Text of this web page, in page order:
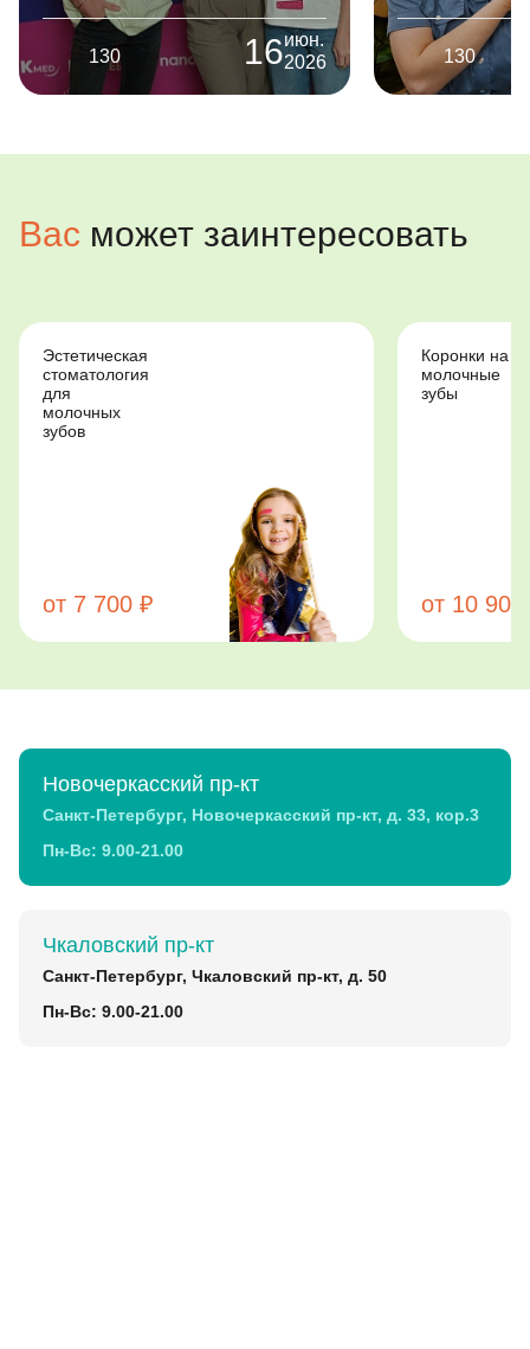
130 16июн.
2026
130
Вас может заинтересовать
Эстетическая
стоматология
для
молочных
зубов
от 7 700 ₽
Коронки на
молочные
зубы
от 10
Новочеркасский пр-кт
Санкт-Петербург, Новочеркасский пр-кт, д. 33, кор.3
Пн-Вс: 9.00-21.00
Чкаловский пр-кт
Санкт-Петербург, Чкаловский пр-кт, д. 50
Пн-Вс: 9.00-21.00